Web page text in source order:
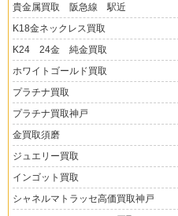
貴金属買取 阪急線 駅近
K18金ネックレス買取
K24 24金 純金買取
ホワイトゴールド買取
プラチナ買取
プラチナ買取神戸
金買取須磨
ジュエリー買取
インゴット買取
シャネルマトラッセ高価買取神戸